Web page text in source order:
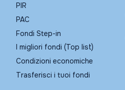
PIR
PAC
Fondi Step-in
I migliori fondi (Top list)
Condizioni economiche
Trasferisci i tuoi fondi